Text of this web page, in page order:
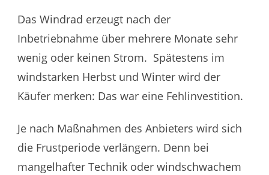
Das Windrad erzeugt nach der
Inbetriebnahme über mehrere Monate sehr
wenig oder keinen Strom. Spätestens im
windstarken Herbst und Winter wird der
Käufer merken: Das war eine Fehlinvestition.
Je nach Maßnahmen des Anbieters wird sich
die Frustperiode verlängern. Denn bei
mangelhafter Technik oder windschwachem